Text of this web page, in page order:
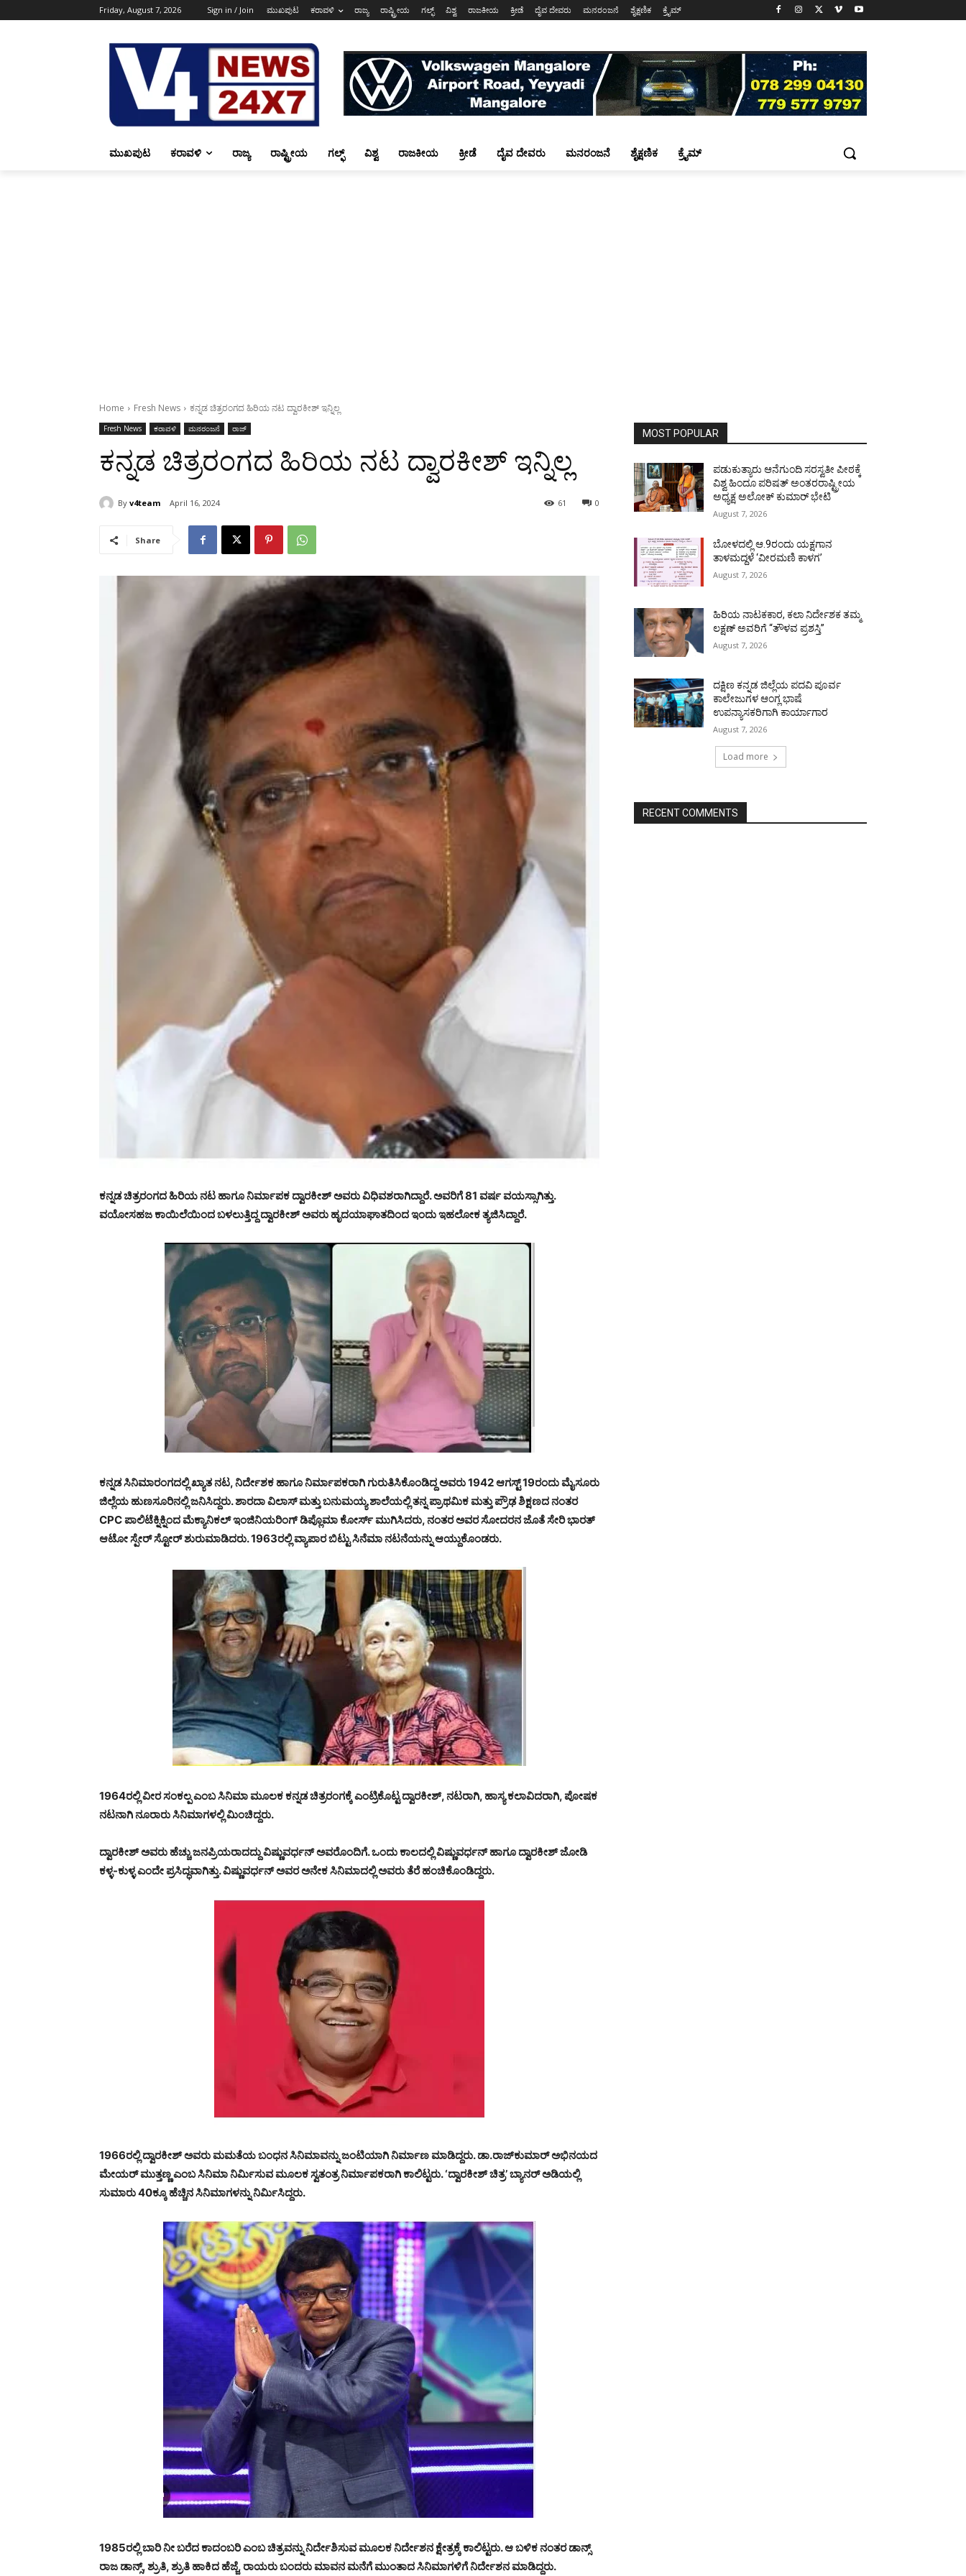
Friday, August 7, 2026 Sign in / Join ಮುಖಪುಟ ಕರಾವಳಿ ರಾಜ್ಯ ರಾಷ್ಟ್ರೀಯ ಗಲ್ಫ್ ವಿಶ್ವ ರಾಜಕೀಯ ಕ್ರೀಡೆ ದೈವ ದೇವರು ಮನರಂಜನೆ ಶೈಕ್ಷಣಿಕ ಕ್ರೈಮ್
ಮುಖಪುಟ ಕರಾವಳಿ ರಾಜ್ಯ ರಾಷ್ಟ್ರೀಯ ಗಲ್ಫ್ ವಿಶ್ವ ರಾಜಕೀಯ ಕ್ರೀಡೆ ದೈವ ದೇವರು ಮನರಂಜನೆ ಶೈಕ್ಷಣಿಕ ಕ್ರೈಮ್
Home Fresh News ಕನ್ನಡ ಚಿತ್ರರಂಗದ ಹಿರಿಯ ನಟ ದ್ವಾರಕೀಶ್ ಇನ್ನಿಲ್ಲ
Fresh News ಕರಾವಳಿ ಮನರಂಜನೆ ರಾಜ್
ಕನ್ನಡ ಚಿತ್ರರಂಗದ ಹಿರಿಯ ನಟ ದ್ವಾರಕೀಶ್ ಇನ್ನಿಲ್ಲ
By v4team April 16, 2024 0
61
Share
ಕನ್ನಡ ಚಿತ್ರರಂಗದ ಹಿರಿಯ ನಟ ಹಾಗೂ ನಿರ್ಮಾಪಕ ದ್ವಾರಕೀಶ್ ಅವರು ವಿಧಿವಶರಾಗಿದ್ದಾರೆ. ಅವರಿಗೆ 81 ವರ್ಷ ವಯಸ್ಸಾಗಿತ್ತು.
ವಯೋಸಹಜ ಕಾಯಿಲೆಯಿಂದ ಬಳಲುತ್ತಿದ್ದ ದ್ವಾರಕೀಶ್ ಅವರು ಹೃದಯಾಘಾತದಿಂದ ಇಂದು ಇಹಲೋಕ ತ್ಯಜಿಸಿದ್ದಾರೆ.
ಕನ್ನಡ ಸಿನಿಮಾರಂಗದಲ್ಲಿ ಖ್ಯಾತ ನಟ, ನಿರ್ದೇಶಕ ಹಾಗೂ ನಿರ್ಮಾಪಕರಾಗಿ ಗುರುತಿಸಿಕೊಂಡಿದ್ದ ಅವರು 1942 ಆಗಸ್ಟ್ 19ರಂದು ಮೈಸೂರು
ಜಿಲ್ಲೆಯ ಹುಣಸೂರಿನಲ್ಲಿ ಜನಿಸಿದ್ದರು. ಶಾರದಾ ವಿಲಾಸ್ ಮತ್ತು ಬನುಮಯ್ಯ ಶಾಲೆಯಲ್ಲಿ ತನ್ನ ಪ್ರಾಥಮಿಕ ಮತ್ತು ಪ್ರೌಢ ಶಿಕ್ಷಣದ ನಂತರ
CPC ಪಾಲಿಟೆಕ್ನಿಕ್ನಿಂದ ಮೆಕ್ಯಾನಿಕಲ್ ಇಂಜಿನಿಯರಿಂಗ್ ಡಿಪ್ಲೊಮಾ ಕೋರ್ಸ್ ಮುಗಿಸಿದರು, ನಂತರ ಅವರ ಸೋದರನ ಜೊತೆ ಸೇರಿ ಭಾರತ್
ಆಟೋ ಸ್ಪೇರ್ ಸ್ಟೋರ್ ಶುರುಮಾಡಿದರು. 1963ರಲ್ಲಿ ವ್ಯಾಪಾರ ಬಿಟ್ಟು ಸಿನೆಮಾ ನಟನೆಯನ್ನು ಆಯ್ದುಕೊಂಡರು.
1964ರಲ್ಲಿ ವೀರ ಸಂಕಲ್ಪ ಎಂಬ ಸಿನಿಮಾ ಮೂಲಕ ಕನ್ನಡ ಚಿತ್ರರಂಗಕ್ಕೆ ಎಂಟ್ರಿಕೊಟ್ಟ ದ್ವಾರಕೀಶ್, ನಟರಾಗಿ, ಹಾಸ್ಯ ಕಲಾವಿದರಾಗಿ, ಪೋಷಕ
ನಟನಾಗಿ ನೂರಾರು ಸಿನಿಮಾಗಳಲ್ಲಿ ಮಿಂಚಿದ್ದರು.
ದ್ವಾರಕೀಶ್ ಅವರು ಹೆಚ್ಚು ಜನಪ್ರಿಯರಾದದ್ದು ವಿಷ್ಣುವರ್ಧನ್ ಅವರೊಂದಿಗೆ. ಒಂದು ಕಾಲದಲ್ಲಿ ವಿಷ್ಣುವರ್ಧನ್ ಹಾಗೂ ದ್ವಾರಕೀಶ್ ಜೋಡಿ
ಕಳ್ಳ-ಕುಳ್ಳ ಎಂದೇ ಪ್ರಸಿದ್ಧವಾಗಿತ್ತು. ವಿಷ್ಣುವರ್ಧನ್ ಅವರ ಅನೇಕ ಸಿನಿಮಾದಲ್ಲಿ ಅವರು ತೆರೆ ಹಂಚಿಕೊಂಡಿದ್ದರು.
1966ರಲ್ಲಿ ದ್ವಾರಕೀಶ್ ಅವರು ಮಮತೆಯ ಬಂಧನ ಸಿನಿಮಾವನ್ನು ಜಂಟಿಯಾಗಿ ನಿರ್ಮಾಣ ಮಾಡಿದ್ದರು. ಡಾ.ರಾಜ್‌ಕುಮಾರ್ ಅಭಿನಯದ
ಮೇಯರ್ ಮುತ್ತಣ್ಣ ಎಂಬ ಸಿನಿಮಾ ನಿರ್ಮಿಸುವ ಮೂಲಕ ಸ್ವತಂತ್ರ ನಿರ್ಮಾಪಕರಾಗಿ ಕಾಲಿಟ್ಟರು. ‘ದ್ವಾರಕೀಶ್ ಚಿತ್ರ’ ಬ್ಯಾನರ್ ಅಡಿಯಲ್ಲಿ
ಸುಮಾರು 40ಕ್ಕೂ ಹೆಚ್ಚಿನ ಸಿನಿಮಾಗಳನ್ನು ನಿರ್ಮಿಸಿದ್ದರು.
1985ರಲ್ಲಿ ಬಾರಿ ನೀ ಬರೆದ ಕಾದಂಬರಿ ಎಂಬ ಚಿತ್ರವನ್ನು ನಿರ್ದೇಶಿಸುವ ಮೂಲಕ ನಿರ್ದೇಶನ ಕ್ಷೇತ್ರಕ್ಕೆ ಕಾಲಿಟ್ಟರು. ಆ ಬಳಿಕ ನಂತರ ಡಾನ್ಸ್
ರಾಜ ಡಾನ್ಸ್, ಶ್ರುತಿ, ಶ್ರುತಿ ಹಾಕಿದ ಹೆಜ್ಜೆ, ರಾಯರು ಬಂದರು ಮಾವನ ಮನೆಗೆ ಮುಂತಾದ ಸಿನಿಮಾಗಳಿಗೆ ನಿರ್ದೇಶನ ಮಾಡಿದ್ದರು.
MOST POPULAR
ಪಡುಕುತ್ಯಾರು ಆನೆಗುಂದಿ ಸರಸ್ವತೀ ಪೀಠಕ್ಕೆ
ವಿಶ್ವ ಹಿಂದೂ ಪರಿಷತ್ ಅಂತರರಾಷ್ಟ್ರೀಯ
ಅಧ್ಯಕ್ಷ ಅಲೋಕ್ ಕುಮಾರ್ ಭೇಟಿ
August 7, 2026
ಬೋಳದಲ್ಲಿ ಆ.9ರಂದು ಯಕ್ಷಗಾನ
ತಾಳಮದ್ದಳೆ ‘ವೀರಮಣಿ ಕಾಳಗ’
August 7, 2026
ಹಿರಿಯ ನಾಟಕಕಾರ, ಕಲಾ ನಿರ್ದೇಶಕ ತಮ್ಮ
ಲಕ್ಷಣ್ ಅವರಿಗೆ “ತೌಳವ ಪ್ರಶಸ್ತಿ”
August 7, 2026
ದಕ್ಷಿಣ ಕನ್ನಡ ಜಿಲ್ಲೆಯ ಪದವಿ ಪೂರ್ವ
ಕಾಲೇಜುಗಳ ಆಂಗ್ಲ ಭಾಷೆ
ಉಪನ್ಯಾಸಕರಿಗಾಗಿ ಕಾರ್ಯಾಗಾರ
August 7, 2026
Load more
RECENT COMMENTS